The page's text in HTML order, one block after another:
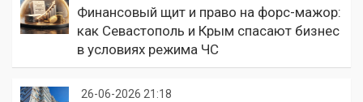
Финансовый щит и право на форс-мажор:
как Севастополь и Крым спасают бизнес
в условиях режима ЧС
26-06-2026 21:18